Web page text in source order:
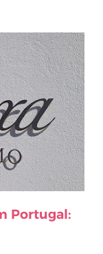
Portugal: